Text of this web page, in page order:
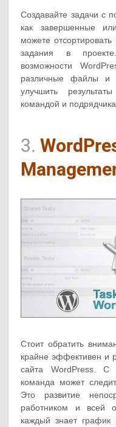
Создавайте задачи с
как завершенные
можете
задания в
возможности
различные файлы и
улучшить
командой и
3.
Стоит обратить
крайне эффективен и
сайта WordPress.
команда может
Это развитие
работником и всей
каждый знает